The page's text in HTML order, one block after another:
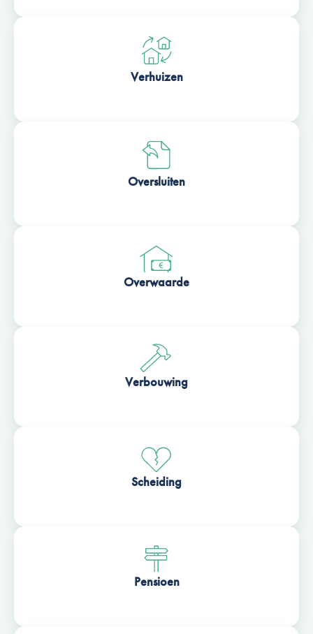
Verhuizen
Oversluiten
Overwaarde
Verbouwing
Scheiding
Pensioen